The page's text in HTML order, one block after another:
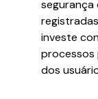
segurança
investe
processos
dos